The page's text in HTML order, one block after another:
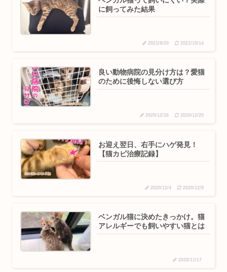
に飼ってみた結果
2021/8/20 2021/10/14
良い動物病院の見分け方は？愛猫
のために後悔しない選び方
2020/12/16 2020/12/25
お迎え翌日、右手にハゲ発見！
【猫カビ治療記録】
2020/12/4 2020/12/9
ベンガル猫に決めたきっかけ。猫
アレルギーでも飼いやすい猫とは
2020/11/17